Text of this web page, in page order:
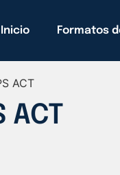
Inicio Formatos
ACT
ACT